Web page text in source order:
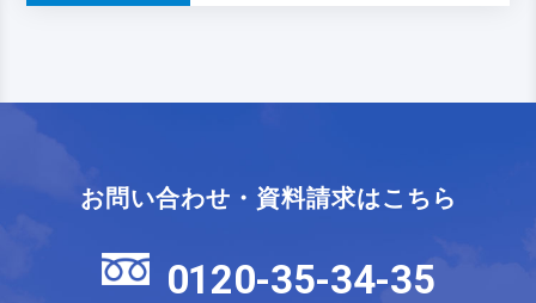
お問い合わせ・資料請求はこちら
0120-35-34-35